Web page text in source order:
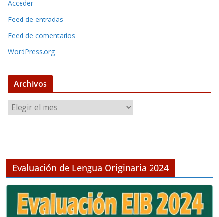
Acceder
Feed de entradas
Feed de comentarios
WordPress.org
Archivos
r
o
Evaluación de Lengua Originaria 2024